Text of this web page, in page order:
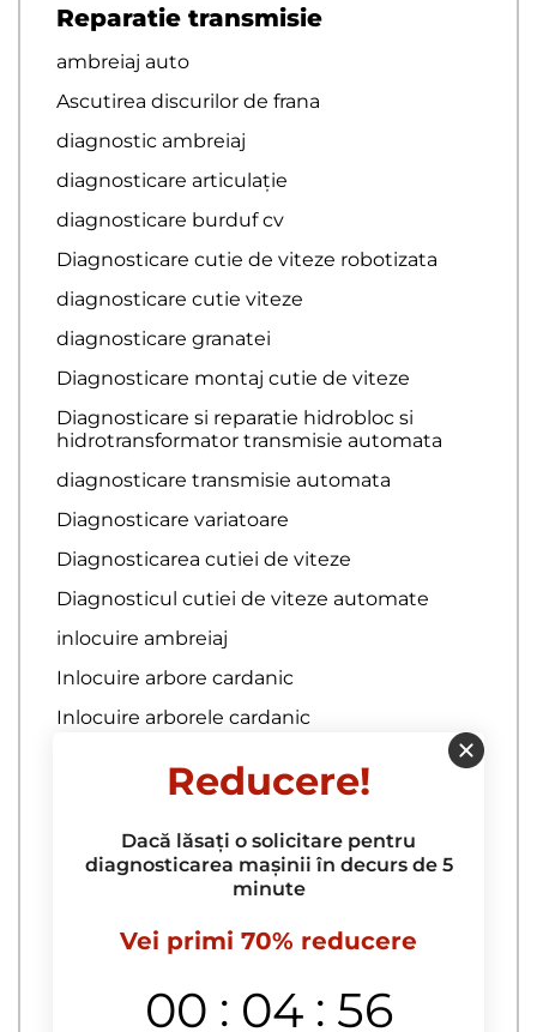
Reparatie transmisie
ambreiaj auto
Ascutirea discurilor de frana
diagnostic ambreiaj
diagnosticare articulație
diagnosticare burduf cv
Diagnosticare cutie de viteze robotizata
diagnosticare cutie viteze
diagnosticare granatei
Diagnosticare montaj cutie de viteze
Diagnosticare si reparatie hidrobloc si
hidrotransformator transmisie automata
diagnosticare transmisie automata
Diagnosticare variatoare
Diagnosticarea cutiei de viteze
Diagnosticul cutiei de viteze automate
inlocuire ambreiaj
Inlocuire arbore cardanic
Inlocuire arborele cardanic
Inlocuire cablu frana de mana
Inlocuire disc de frana
Reparatia suspensiei
autoservice japonez
diagnosticare amortizatoare
Reducere!
Dacă lăsați o solicitare pentru
diagnosticarea mașinii în decurs de 5
minute
Vei primi 70% reducere
00 : 04 : 55